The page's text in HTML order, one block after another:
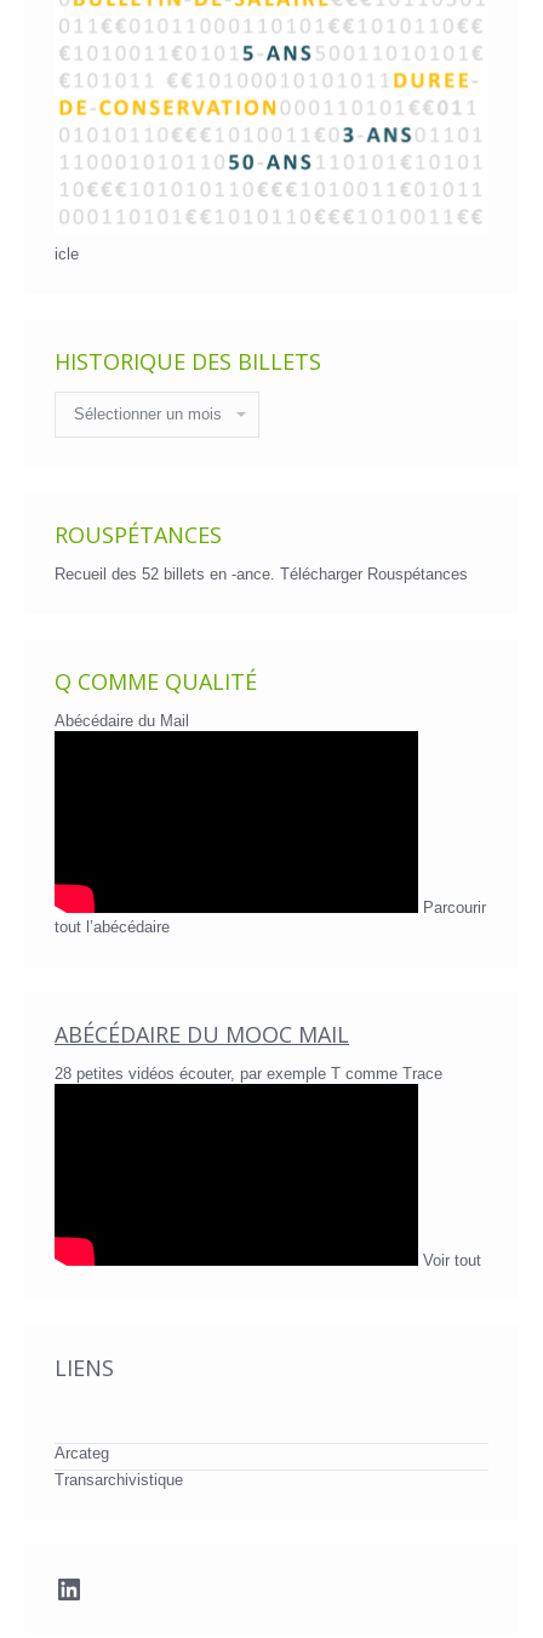
icle
HISTORIQUE DES BILLETS
des
billets
ROUSPÉTANCES
Recueil des 52 billets en -ance. Télécharger Rouspétances
Q COMME QUALITÉ
Abécédaire du Mail
Parcourir
tout l’abécédaire
ABÉCÉDAIRE DU MOOC MAIL
28 petites vidéos écouter, par exemple T comme Trace
Voir tout
LIENS
Arcateg
Transarchivistique
LinkedIn